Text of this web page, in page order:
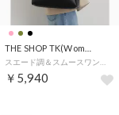
￥5,940